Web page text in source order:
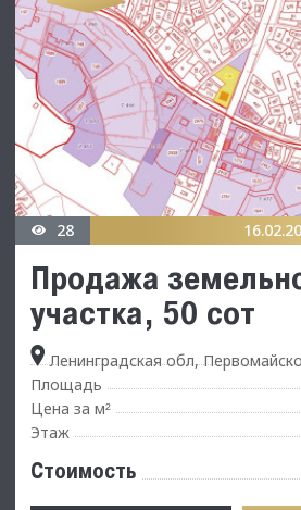
28
Продажа
участка, 50 сот
Ленинградская обл,
Площадь
Цена за м²
Этаж
Стоимость